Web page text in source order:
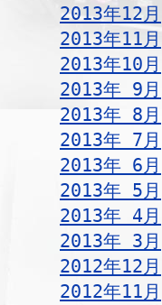
2013年12月
2013年11月
2013年10月
2013年 9月
2013年 8月
2013年 7月
2013年 6月
2013年 5月
2013年 4月
2013年 3月
2012年12月
2012年11月